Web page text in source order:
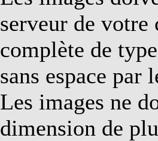
serveur de votre
complète de
sans espace
Les images ne
dimension de